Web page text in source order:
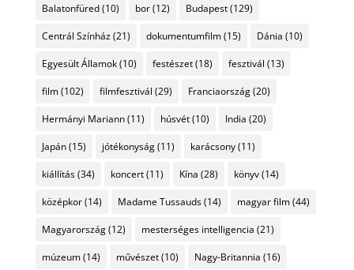
Balatonfüred(10) bor(12) Budapest(129)
Centrál Színház(21) dokumentumfilm(15) Dánia (10)
Egyesült Államok(10) festészet(18) fesztivál (13)
film(102) filmfesztivál (29) Franciaország(20)
Hermányi Mariann(11) húsvét(10) India (20)
Japán(15) jótékonyság(11) karácsony(11)
kiállítás(34) koncert(11) Kína (28) könyv(14)
középkor(14) Madame Tussauds(14) magyar film(44)
Magyarország(12) mesterséges intelligencia (21)
múzeum(14) művészet(10) Nagy-Britannia (16)